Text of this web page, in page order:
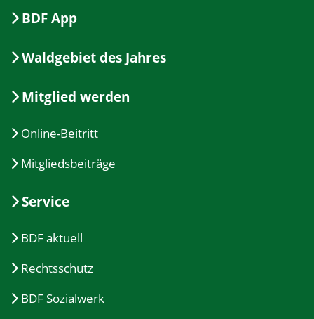
BDF App
Waldgebiet des Jahres
Mitglied werden
Online-Beitritt
Mitgliedsbeiträge
Service
BDF aktuell
Rechtsschutz
BDF Sozialwerk